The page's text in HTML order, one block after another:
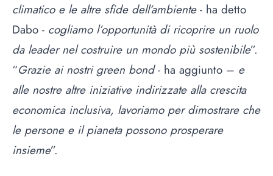
climatico e le altre sfide dell’ambiente- ha detto
Dabo - cogliamo l’opportunità di ricoprire un ruolo
da leader nel costruire un mondo più sostenibile”.
“Grazie ai nostri green bond- ha aggiunto – e
alle nostre altre iniziative indirizzate alla crescita
economica inclusiva, lavoriamo per dimostrare che
le persone e il pianeta possono prosperare
insieme”.